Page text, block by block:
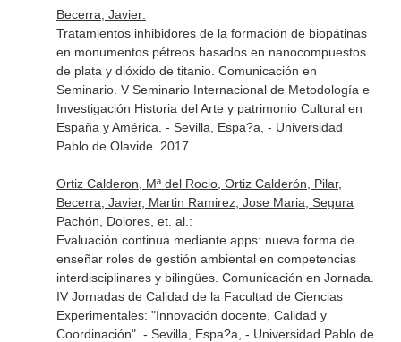
Becerra, Javier:
Tratamientos inhibidores de la formación de biopátinas
en monumentos pétreos basados en nanocompuestos
de plata y dióxido de titanio. Comunicación en
Seminario. V Seminario Internacional de Metodología e
Investigación Historia del Arte y patrimonio Cultural en
España y América. - Sevilla, Espa?a, - Universidad
Pablo de Olavide. 2017
Ortiz Calderon, Mª del Rocio, Ortiz Calderón, Pilar,
Becerra, Javier, Martin Ramirez, Jose Maria, Segura
Pachón, Dolores, et. al.:
Evaluación continua mediante apps: nueva forma de
enseñar roles de gestión ambiental en competencias
interdisciplinares y bilingües. Comunicación en Jornada.
IV Jornadas de Calidad de la Facultad de Ciencias
Experimentales: "Innovación docente, Calidad y
Coordinación". - Sevilla, Espa?a, - Universidad Pablo de